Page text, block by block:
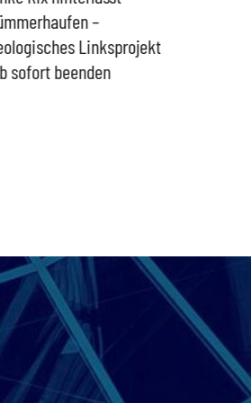
–
Linksprojekt
sofort beenden